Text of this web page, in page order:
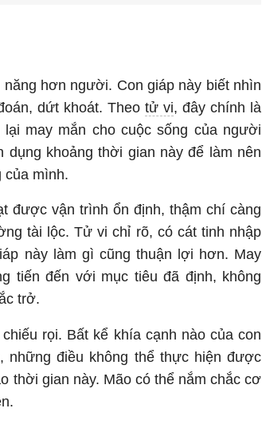
hơn người. Con giáp này biết nhìn
dứt khoát. Theo tử vi, đây chính là
may mắn cho cuộc sống của người
dụng khoảng thời gian này để làm nên
của mình.
được vận trình ổn định, thậm chí càng
tài lộc. Tử vi chỉ rõ, có cát tinh nhập
này làm gì cũng thuận lợi hơn. May
tiến đến với mục tiêu đã định, không
trở.
rọi. Bất kể khía cạnh nào của con
những điều không thể thực hiện được
thời gian này. Mão có thể nắm chắc cơ